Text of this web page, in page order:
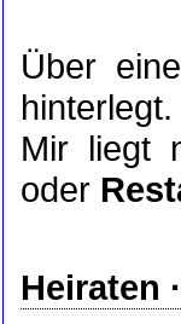
Über
hinterlegt.
Mir liegt
oder
Heiraten